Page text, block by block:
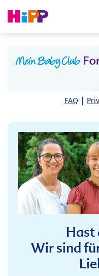
FAQ |
Hast
Wir sind